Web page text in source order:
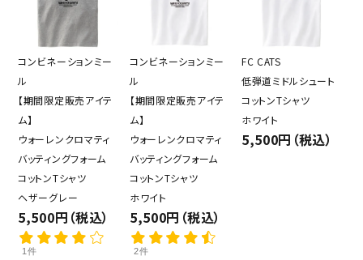
コンビネーションミー
ル
【期間限定販売アイテ
ム】
ウォーレンクロマティ
バッティングフォーム
コットンTシャツ
ヘザーグレー
5,500円（税込）
1件
コンビネーションミー
ル
【期間限定販売アイテ
ム】
ウォーレンクロマティ
バッティングフォーム
コットンTシャツ
ホワイト
5,500円（税込）
2件
FC CATS
低弾道ミドルシュート
コットンTシャツ
ホワイト
5,500円（税込）